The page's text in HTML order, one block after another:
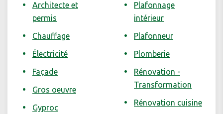
Architecte et
permis
Chauffage
Électricité
Façade
Gros oeuvre
Gyproc
Plafonnage
intérieur
Plafonneur
Plomberie
Rénovation -
Transformation
Rénovation cuisine